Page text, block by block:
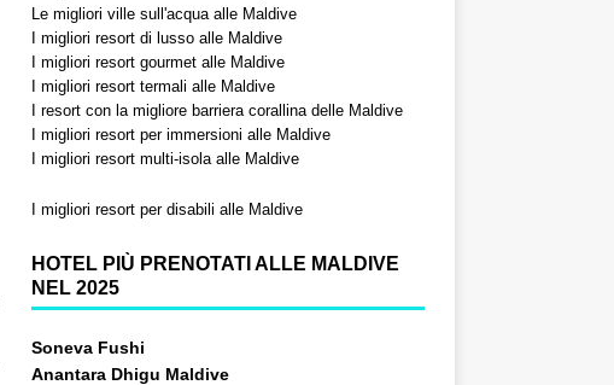
Le migliori ville sull'acqua alle Maldive
I migliori resort di lusso alle Maldive
I migliori resort gourmet alle Maldive
I migliori resort termali alle Maldive
I resort con la migliore barriera corallina delle Maldive
I migliori resort per immersioni alle Maldive
I migliori resort multi-isola alle Maldive
I migliori resort per disabili alle Maldive
HOTEL PIÙ PRENOTATI ALLE MALDIVE
NEL 2025
Soneva Fushi
Anantara Dhigu Maldive